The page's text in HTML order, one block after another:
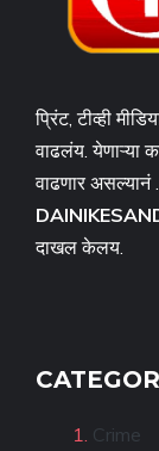
प्रिंट, टीव्ही
वाढलंय. येणाऱ्या
वाढणार असल्यानं
दाखल केलय.
Crime